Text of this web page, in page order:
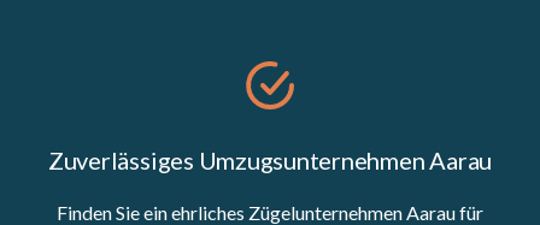
Zuverlässiges Umzugsunternehmen Aarau
Finden Sie ein ehrliches Zügelunternehmen Aarau für